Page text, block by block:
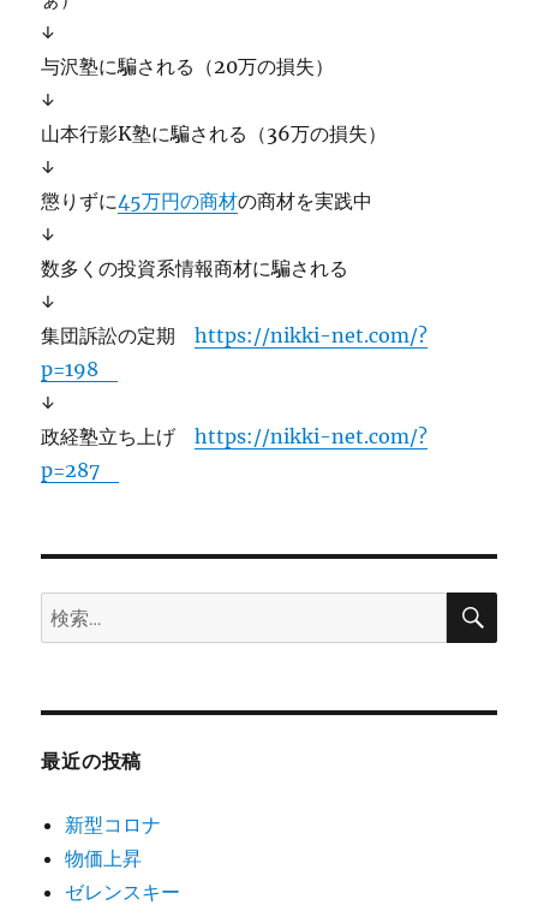
↓
与沢塾に騙される（20万の損失）
↓
山本行影K塾に騙される（36万の損失）
↓
懲りずに45万円の商材の商材を実践中
↓
数多くの投資系情報商材に騙される
↓
集団訴訟の定期https://nikki-net.com/?
p=198
↓
政経塾立ち上げhttps://nikki-net.com/?
p=287
検
索:
検
最近の投稿
新型コロナ
物価上昇
ゼレンスキー